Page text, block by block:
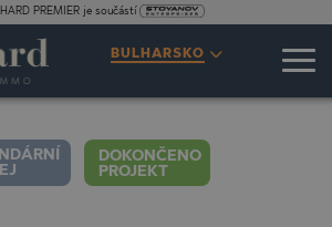
MAPA GALERIE CENY DOTAZ
PREMIER je součástí
BULHARSKO
DOKONČENO
PROJEKT